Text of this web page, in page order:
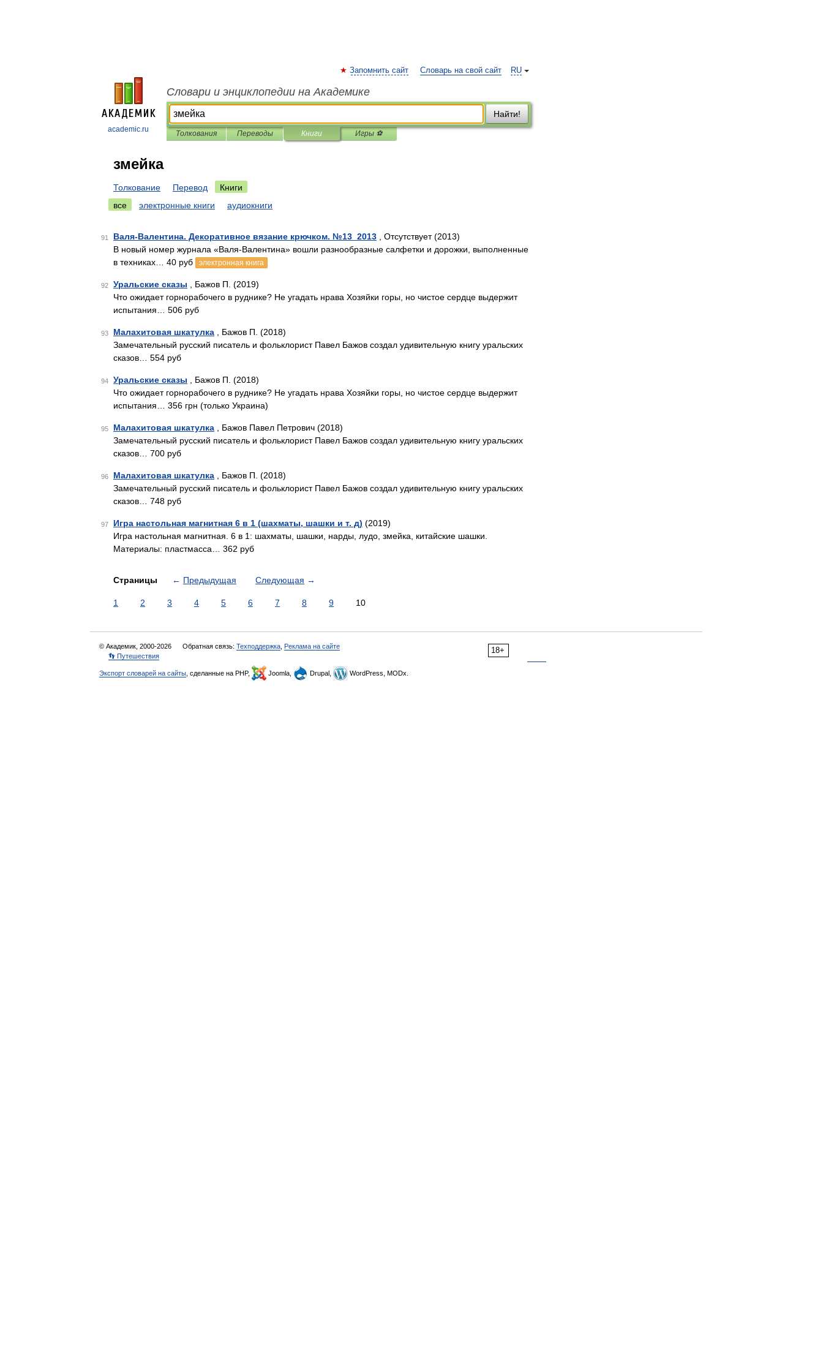
academic.ru
RU
Запомнить сайт Словарь на свой сайт
Словари и энциклопедии на Академике
Найти!
Толкования Переводы Книги Игры ⚽
змейка
Толкование Перевод
Книги
все
электронные книги аудиокниги
91 Валя-Валентина. Декоративное вязание крючком. №13_2013 , Отсутствует (2013)
В новый номер журнала «Валя-Валентина» вошли разнообразные салфетки и дорожки, выполненные
в техниках… 40 руб
электронная книга
92 Уральские сказы , Бажов П. (2019)
Что ожидает горнорабочего в руднике? Не угадать нрава Хозяйки горы, но чистое сердце выдержит
испытания… 506 руб
93 Малахитовая шкатулка , Бажов П. (2018)
Замечательный русский писатель и фольклорист Павел Бажов создал удивительную книгу уральских
сказов… 554 руб
94 Уральские сказы , Бажов П. (2018)
Что ожидает горнорабочего в руднике? Не угадать нрава Хозяйки горы, но чистое сердце выдержит
испытания… 356 грн (только Украина)
95 Малахитовая шкатулка , Бажов Павел Петрович (2018)
Замечательный русский писатель и фольклорист Павел Бажов создал удивительную книгу уральских
сказов… 700 руб
96 Малахитовая шкатулка , Бажов П. (2018)
Замечательный русский писатель и фольклорист Павел Бажов создал удивительную книгу уральских
сказов… 748 руб
97 Игра настольная магнитная 6 в 1 (шахматы, шашки и т. д) (2019)
Игра настольная магнитная. 6 в 1: шахматы, шашки, нарды, лудо, змейка, китайские шашки.
Материалы: пластмасса… 362 руб
Страницы ← Предыдущая Следующая →
1 2 3 4 5 6 7 8 9 10
18+
© Академик, 2000-2026 Обратная связь: Техподдержка Реклама на сайте
👣 Путешествия
Экспорт словарей на сайты , сделанные на PHP, Joomla, Drupal, WordPress, MODx.